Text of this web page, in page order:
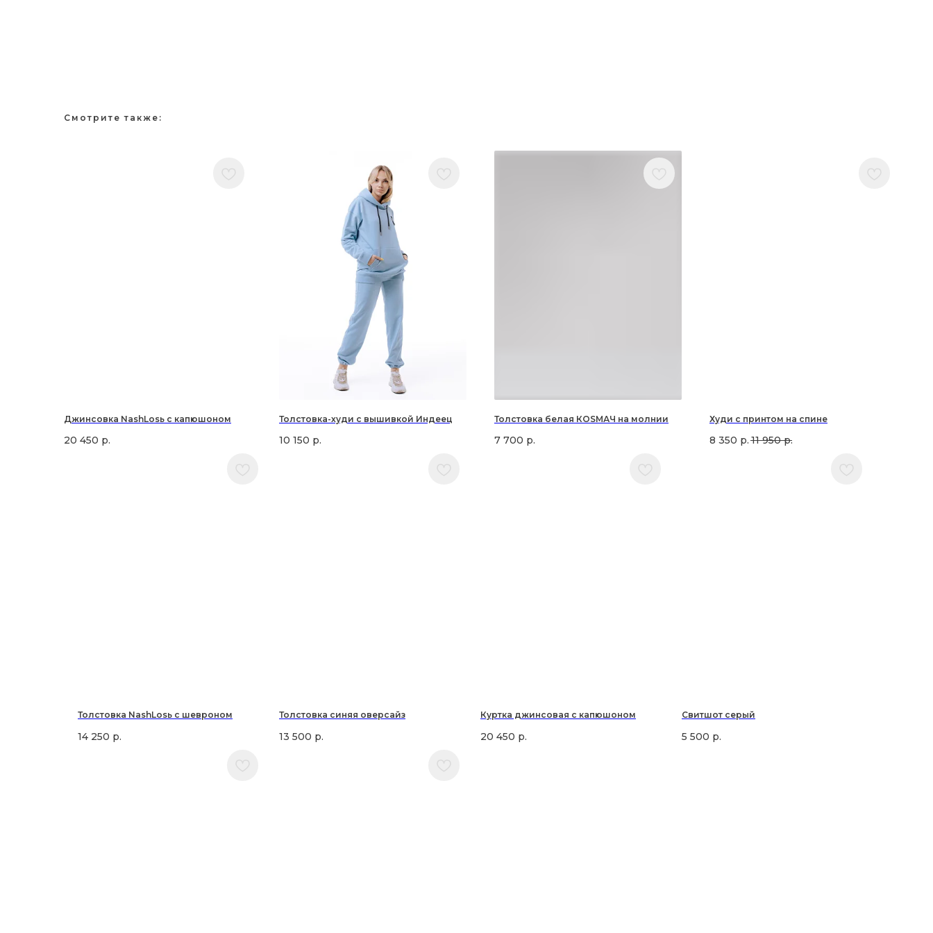
Смотрите также:
Джинсовка NashLosь с капюшоном
20 450 р.
Толстовка-худи с вышивкой Индеец
10 150 р.
Толстовка белая КОSМАЧ на молнии
7 700 р.
Худи с принтом на спине
8 350 р. 11 950 р.
Толстовка NashLosь с шевроном
14 250 р.
Толстовка синяя оверсайз
13 500 р.
Куртка джинсовая с капюшоном
20 450 р.
Свитшот серый
5 500 р.